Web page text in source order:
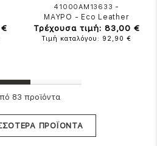
41000AM13633 -
ΜΑΥΡΟ - Eco Leather
Τρέχουσα τιμή: 83,00 €
Τιμή καταλόγου: 92,90 €
83 προϊόντα
ΠΡΟΪΟΝΤΑ